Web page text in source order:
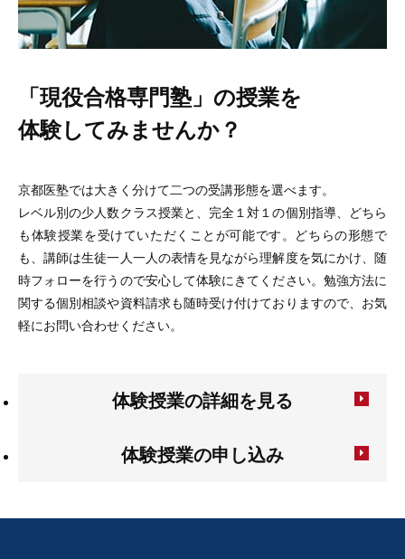
「現役合格専門塾」の授業を
体験してみませんか？
京都医塾では大きく分けて二つの受講形態を選べます。
レベル別の少人数クラス授業と、完全１対１の個別指導、どちら
も体験授業を受けていただくことが可能です。どちらの形態で
も、講師は生徒一人一人の表情を見ながら理解度を気にかけ、随
時フォローを行うので安心して体験にきてください。勉強方法に
関する個別相談や資料請求も随時受け付けておりますので、お気
軽にお問い合わせください。
体験授業の詳細を見る
体験授業の申し込み